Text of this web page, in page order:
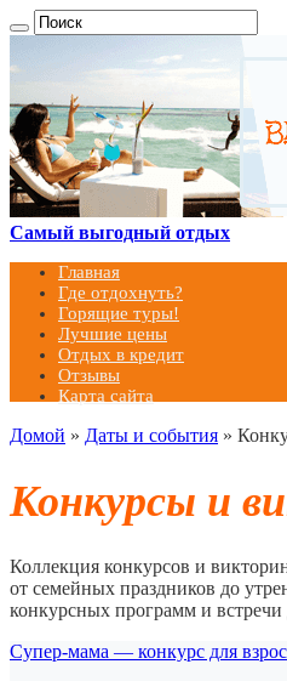
Самый выгодный отдых
Главная
Где отдохнуть?
Горящие туры!
Лучшие цены
Отдых в кредит
Отзывы
Карта сайта
Домой » Даты и события »
Конкурсы и
Коллекция конкурсов и
от семейных праздников до
конкурсных программ и встречи
Супер-мама — конкурс для